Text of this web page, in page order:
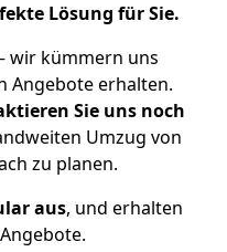
Lösung für Sie.
wir kümmern uns
Angebote erhalten.
Sie uns noch
Umzug von
zu planen.
aus, und erhalten